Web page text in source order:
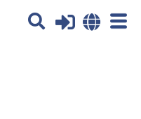
tájékoztatás itt: